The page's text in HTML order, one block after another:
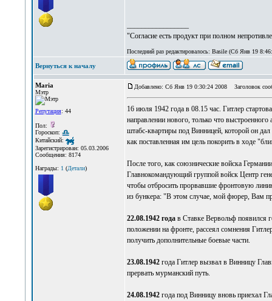
"Согласие есть продукт при полном
Последний раз редактировалось: Basile (Сб Янв 19
Вернуться к началу
Maria
Мэтр
Репутация: 44
Пол:
Гороскоп:
Китайский:
Зарегистрирован: 05.03.2006
Сообщения: 8174
Награды: 1(Детали)
Добавлено: Сб Янв 19 0:30:24 2008 Заголовок
16 июля 1942 года в 08.15 час. Гитлер
направлении нового, только что
штабс-квартиры под Винницей, которой он
как поставленная им цель покорить в ходе
После того, как союзнические войска
Главнокомандующий группой войск Центр
чтобы отбросить прорвавшие фронтовую
из бункера: "В этом случае, мой фюрер, Вам
22.08.1942 годав Ставке Вервольф появился
положении на фронте, рассеял сомнения
получить дополнительные боевые части.
23.08.1942года Гитлер вызвал в Винницу
прервать мурманский путь.
24.08.1942года под Винницу вновь приехал